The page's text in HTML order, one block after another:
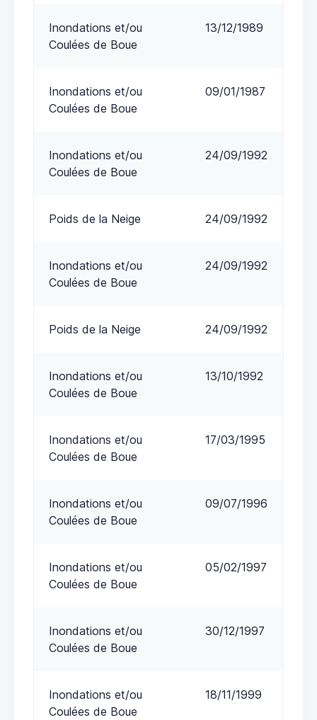
Inondations et/ou
Coulées de Boue
13/12/1989
Inondations et/ou
Coulées de Boue
09/01/1987
Inondations et/ou
Coulées de Boue
24/09/1992
Poids de la Neige 24/09/1992
Inondations et/ou
Coulées de Boue
24/09/1992
Poids de la Neige 24/09/1992
Inondations et/ou
Coulées de Boue
13/10/1992
Inondations et/ou
Coulées de Boue
17/03/1995
Inondations et/ou
Coulées de Boue
09/07/1996
Inondations et/ou
Coulées de Boue
05/02/1997
Inondations et/ou
Coulées de Boue
30/12/1997
Inondations et/ou
Coulées de Boue
18/11/1999